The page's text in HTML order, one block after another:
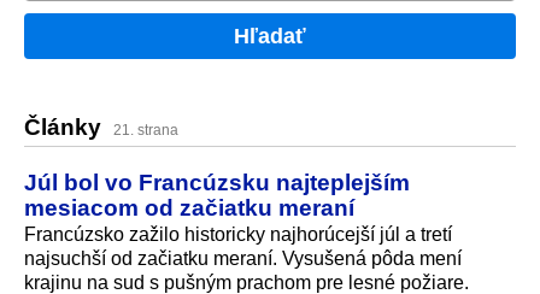
Hľadať
Články 21. strana
Júl bol vo Francúzsku najteplejším
mesiacom od začiatku meraní
Francúzsko zažilo historicky najhorúcejší júl a tretí
najsuchší od začiatku meraní. Vysušená pôda mení
krajinu na sud s pušným prachom pre lesné požiare.